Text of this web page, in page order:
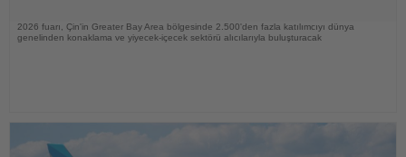
2026 fuarı, Çin'in Greater Bay Area bölgesinde 2.500'den fazla katılımcıyı dünya
genelinden konaklama ve yiyecek-içecek sektörü alıcılarıyla buluşturacak